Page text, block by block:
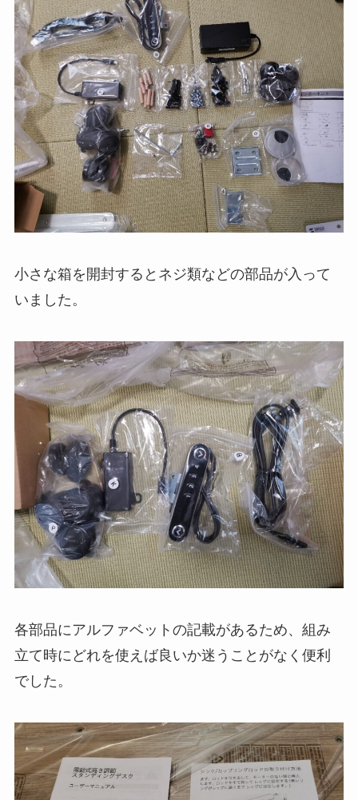
小さな箱を開封するとネジ類などの部品が入って
いました。
各部品にアルファベットの記載があるため、組み
立て時にどれを使えば良いか迷うことがなく便利
でした。